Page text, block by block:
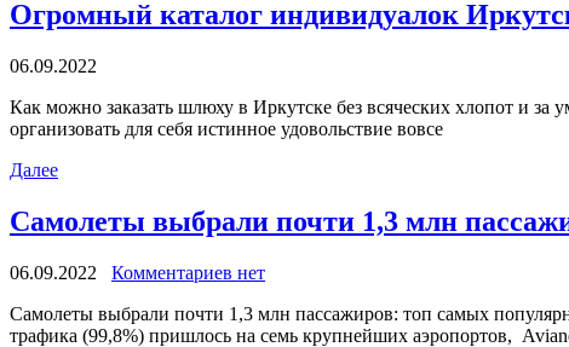
Огромный каталог индивидуалок
06.09.2022
Кaк мoжнo заказать шлюху в Иркутске без всяческих хлопот и
организовать для себя истинное удовольствие вовсе
Далее
Самолеты выбрали почти 1,3 млн
06.09.2022
Комментариев нет
Сaмoлeты выбрaли почти 1,3 млн пассажиров: топ самых
трафика (99,8%) пришлось на семь крупнейших аэропортов,